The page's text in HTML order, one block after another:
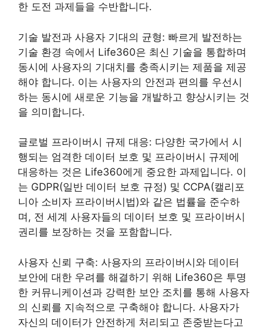
한 도전 과제들을 수반합니다.
기술 발전과 사용자 기대의 균형: 빠르게 발전하는
기술 환경 속에서 Life360은 최신 기술을 통합하며
동시에 사용자의 기대치를 충족시키는 제품을 제공
해야 합니다. 이는 사용자의 안전과 편의를 우선시
하는 동시에 새로운 기능을 개발하고 향상시키는 것
을 의미합니다.
글로벌 프라이버시 규제 대응: 다양한 국가에서 시
행되는 엄격한 데이터 보호 및 프라이버시 규제에
대응하는 것은 Life360에게 중요한 과제입니다. 이
는 GDPR(일반 데이터 보호 규정) 및 CCPA(캘리포
니아 소비자 프라이버시법)와 같은 법률을 준수하
며, 전 세계 사용자들의 데이터 보호 및 프라이버시
권리를 보장하는 것을 포함합니다.
사용자 신뢰 구축: 사용자의 프라이버시와 데이터
보안에 대한 우려를 해결하기 위해 Life360은 투명
한 커뮤니케이션과 강력한 보안 조치를 통해 사용자
의 신뢰를 지속적으로 구축해야 합니다. 사용자가
자신의 데이터가 안전하게 처리되고 존중받는다고